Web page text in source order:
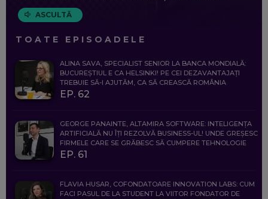
ASCULTĂ
TOATE EPISOADELE
ALINA SAVA, SPECIALIST SENIOR LA BANCA MONDIALĂ:
BUCUREȘTIUL E CA HELSINKI! PE CEI DEZAVANTAJAȚI
TREBUIE SĂ-I AJUTĂM, CA SĂ CREASCĂ ROMÂNIA
EP. 62
GEORGE PANAINTE, ALTAMIRA SOFTWARE: INTELIGENȚA
ARTIFICIALĂ NU ÎȚI REZOLVĂ BUSINESS-UL! UNDE GREȘESC
FIRMELE CARE SE GRĂBESC SĂ CUMPERE TEHNOLOGIE
EP. 61
FLAVIA HUSAR, COFONDATOARE INNOVATION LABS: CUM
FACI PASUL DE LA STUDENT LA VIITOR FONDATOR DE